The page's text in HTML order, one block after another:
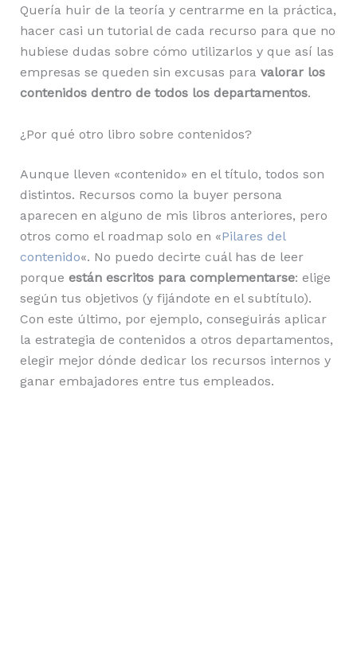
Quería huir de la teoría y centrarme en la práctica,
hacer casi un tutorial de cada recurso para que no
hubiese dudas sobre cómo utilizarlos y que así las
empresas se queden sin excusas para valorar los
contenidos dentro de todos los departamentos.
¿Por qué otro libro sobre contenidos?
Aunque lleven «contenido» en el título, todos son
distintos. Recursos como la buyer persona
aparecen en alguno de mis libros anteriores, pero
otros como el roadmap solo en «Pilares del
contenido«. No puedo decirte cuál has de leer
porque están escritos para complementarse: elige
según tus objetivos (y fijándote en el subtítulo).
Con este último, por ejemplo, conseguirás aplicar
la estrategia de contenidos a otros departamentos,
elegir mejor dónde dedicar los recursos internos y
ganar embajadores entre tus empleados.